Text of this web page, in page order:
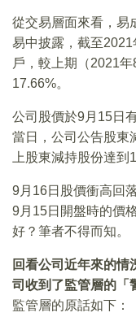
從交易層面來看，易
易中披露，截至
戶，較上期（2021
17.66%。
公司股價於9月15日
當日，公司公告股東
上股東減持股份達到
9月16日股價衝高回
9月15日開盤時的價
好？筆者不得而知。
回看公司近年來的
司收到了監管層的「
監管層的原話如下：